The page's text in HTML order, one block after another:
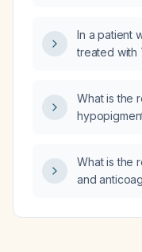
In a patient
treated with
What is the
What is the
and